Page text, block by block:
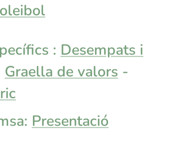
: Desempats i
Graella de valors -
Presentació